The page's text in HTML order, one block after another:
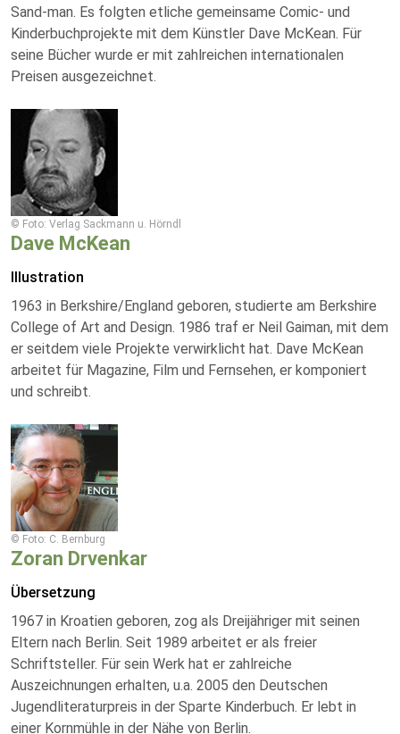
Sand-man. Es folgten etliche gemeinsame Comic- und
Kinderbuchprojekte mit dem Künstler Dave McKean. Für
seine Bücher wurde er mit zahlreichen internationalen
Preisen ausgezeichnet.
© Foto: Verlag Sackmann u. Hörndl
Dave McKean
Illustration
1963 in Berkshire/England geboren, studierte am Berkshire
College of Art and Design. 1986 traf er Neil Gaiman, mit dem
er seitdem viele Projekte verwirklicht hat. Dave McKean
arbeitet für Magazine, Film und Fernsehen, er komponiert
und schreibt.
© Foto: C. Bernburg
Zoran Drvenkar
Übersetzung
1967 in Kroatien geboren, zog als Dreijähriger mit seinen
Eltern nach Berlin. Seit 1989 arbeitet er als freier
Schriftsteller. Für sein Werk hat er zahlreiche
Auszeichnungen erhalten, u.a. 2005 den Deutschen
Jugendliteraturpreis in der Sparte Kinderbuch. Er lebt in
einer Kornmühle in der Nähe von Berlin.